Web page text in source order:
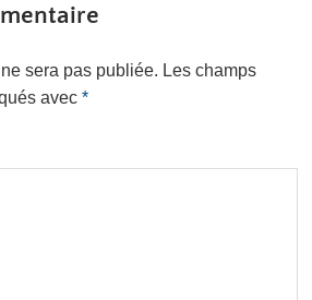
sera pas publiée. Les champs
avec *